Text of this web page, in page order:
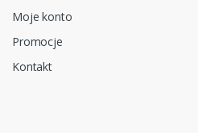
Moje konto
Promocje
Kontakt